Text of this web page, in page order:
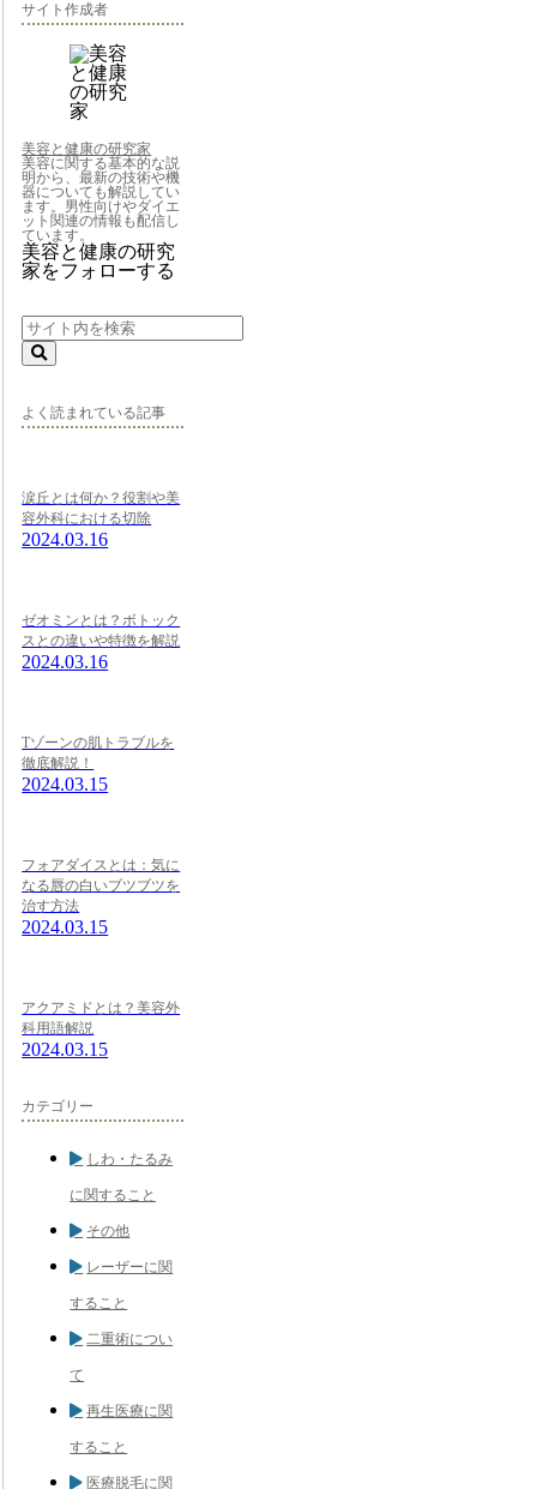
サイト作成者
美容と健康の研究家
美容に関する基本的な説
明から、最新の技術や機
器についても解説してい
ます。男性向けやダイエ
ット関連の情報も配信し
ています。
美容と健康の研究
家をフォローする
よく読まれている記事
涙丘とは何か？役割や美
容外科における切除
2024.03.16
ゼオミンとは？ボトック
スとの違いや特徴を解説
2024.03.16
Tゾーンの肌トラブルを
徹底解説！
2024.03.15
フォアダイスとは：気に
なる唇の白いブツブツを
治す方法
2024.03.15
アクアミドとは？美容外
科用語解説
2024.03.15
カテゴリー
しわ・たるみ
に関すること
その他
レーザーに関
すること
二重術につい
て
再生医療に関
すること
医療脱毛に関